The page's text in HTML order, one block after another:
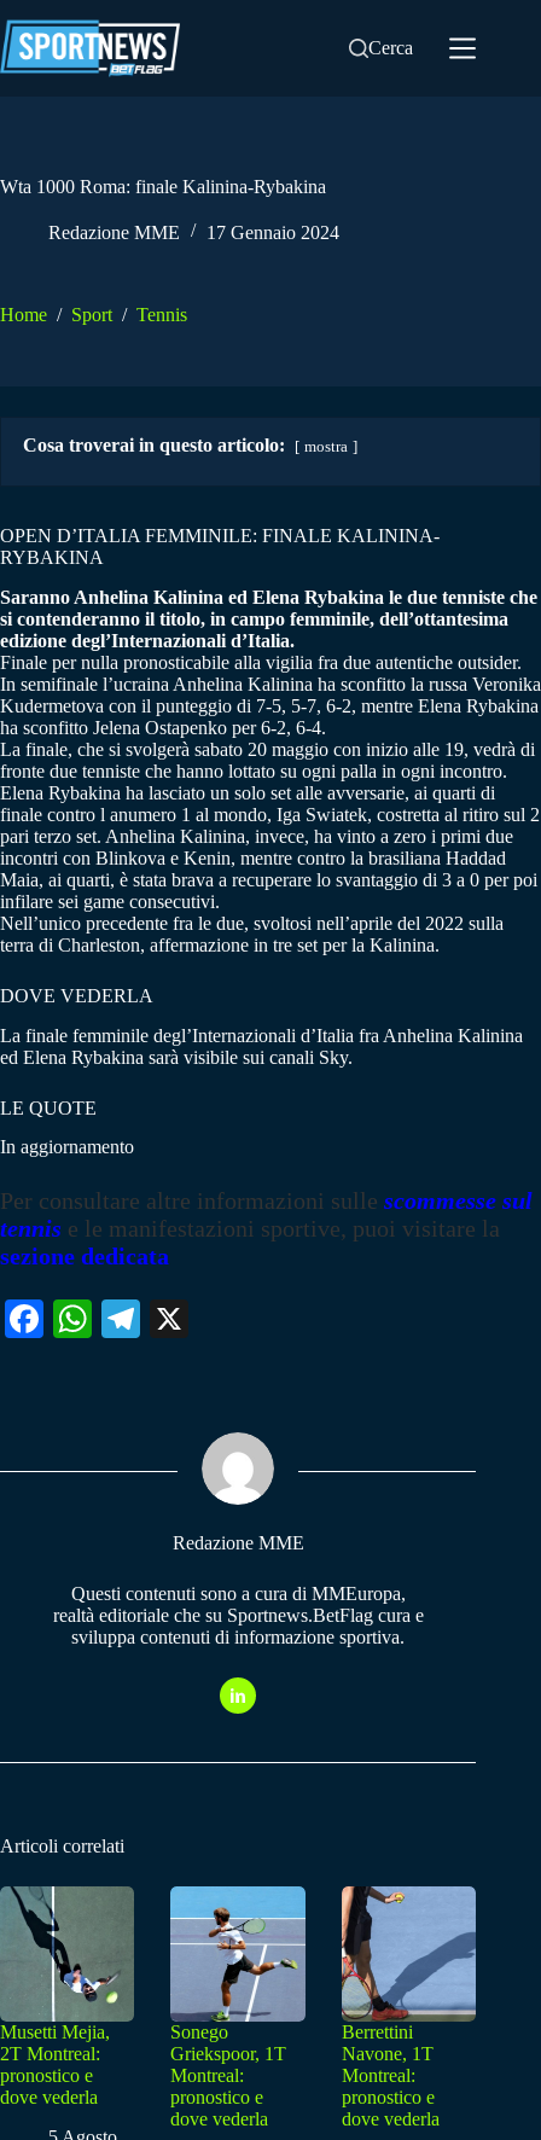
al
contenuto
Cerca
Wta 1000 Roma: finale Kalinina-Rybakina
Redazione MME 17 Gennaio 2024
Home / Sport / Tennis
Cosa troverai in questo articolo: mostra
OPEN D’ITALIA FEMMINILE: FINALE KALININA-
RYBAKINA
Saranno Anhelina Kalinina ed Elena Rybakina le due tenniste che
si contenderanno il titolo, in campo femminile, dell’ottantesima
edizione degl’Internazionali d’Italia.
Finale per nulla pronosticabile alla vigilia fra due autentiche outsider.
In semifinale l’ucraina Anhelina Kalinina ha sconfitto la russa Veronika
Kudermetova con il punteggio di 7-5, 5-7, 6-2, mentre Elena Rybakina
ha sconfitto Jelena Ostapenko per 6-2, 6-4.
La finale, che si svolgerà sabato 20 maggio con inizio alle 19, vedrà di
fronte due tenniste che hanno lottato su ogni palla in ogni incontro.
Elena Rybakina ha lasciato un solo set alle avversarie, ai quarti di
finale contro l anumero 1 al mondo, Iga Swiatek, costretta al ritiro sul 2
pari terzo set. Anhelina Kalinina, invece, ha vinto a zero i primi due
incontri con Blinkova e Kenin, mentre contro la brasiliana Haddad
Maia, ai quarti, è stata brava a recuperare lo svantaggio di 3 a 0 per poi
infilare sei game consecutivi.
Nell’unico precedente fra le due, svoltosi nell’aprile del 2022 sulla
terra di Charleston, affermazione in tre set per la Kalinina.
DOVE VEDERLA
La finale femminile degl’Internazionali d’Italia fra Anhelina Kalinina
ed Elena Rybakina sarà visibile sui canali Sky.
LE QUOTE
In aggiornamento
Per consultare altre informazioni sulle scommesse sul
tennis e le manifestazioni sportive, puoi visitare la
sezione dedicata
Fa W
pp
Te
m
Redazione MME
Questi contenuti sono a cura di MMEuropa,
realtà editoriale che su Sportnews.BetFlag cura e
sviluppa contenuti di informazione sportiva.
Articoli correlati
Musetti Mejia,
2T Montreal:
pronostico e
dove vederla
Sonego
Griekspoor, 1T
Montreal:
pronostico e
dove vederla
Berrettini
Navone, 1T
Montreal:
pronostico e
dove vederla